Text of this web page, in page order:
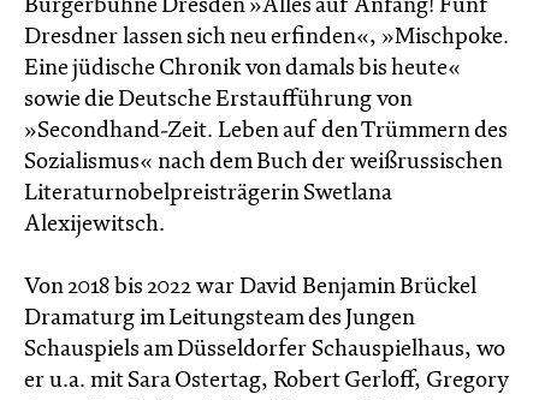
Bürgerbühne Dresden »Alles auf Anfang! Fünf
Dresdner lassen sich neu erfinden«, »Mischpoke.
Eine jüdische Chronik von damals bis heute«
sowie die Deutsche Erstaufführung von
»Secondhand-Zeit. Leben auf den Trümmern des
Sozialismus« nach dem Buch der weißrussischen
Literaturnobelpreisträgerin Swetlana
Alexijewitsch.
Von 2018 bis 2022 war David Benjamin Brückel
Dramaturg im Leitungsteam des Jungen
Schauspiels am Düsseldorfer Schauspielhaus, wo
er u.a. mit Sara Ostertag, Robert Gerloff, Gregory